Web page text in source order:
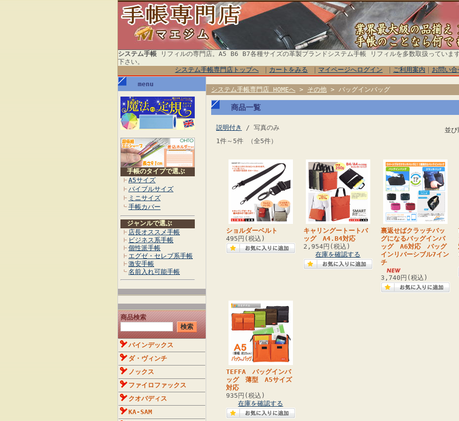
システム手帳 リフィルの専門店。A5 B6 B7各種サイズの革製ブランドシステム手帳 リフィルを多数取扱っていま
下さい。
システム手帳専門店トップへ
カートをみる マイページへログイン ご利用案内 お問い合
menu
手帳のタイプで選ぶ
A5サイズ
バイブルサイズ
ミニサイズ
手帳カバー
ジャンルで選ぶ
店長オススメ手帳
ビジネス系手帳
個性派手帳
エグゼ・セレブ系手帳
激安手帳
名前入れ可能手帳
商品検索
バインデックス
ダ・ヴィンチ
ノックス
ファイロファックス
クオバディス
KA-SAM
システム手帳専門店 HOMEへ > その他 > バッグインバッグ
商品一覧
並び
説明付き
/ 写真のみ
1件～5件 （全5件）
ショルダーベルト
495円(税込)
キャリングートートバ
ッグ A4.B4対応
2,954円(税込)
在庫を確認する
裏返せばクラッチバッ
グになるバッグインバ
ッグ A6対応 バッグ
インリバーシブル7イン
チ
3,740円(税込)
TEFFA バッグインバ
ッグ 薄型 A5サイズ
対応
935円(税込)
在庫を確認する